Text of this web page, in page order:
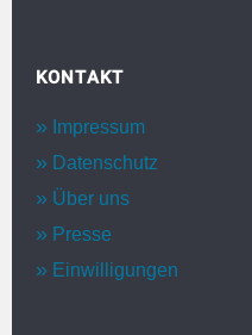
KONTAKT
Impressum
Datenschutz
Über uns
Presse
Einwilligungen